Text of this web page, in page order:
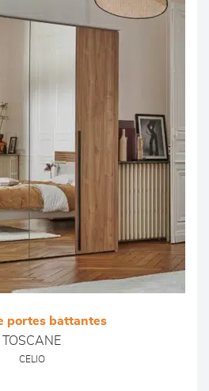
portes battantes
TOSCANE
CELIO